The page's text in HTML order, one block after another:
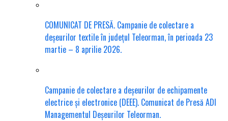
COMUNICAT DE PRESĂ. Campanie de colectare a
deșeurilor textile în județul Teleorman, în perioada 23
martie – 8 aprilie 2026.
Campanie de colectare a deșeurilor de echipamente
electrice și electronice (DEEE). Comunicat de Presă ADI
Managementul Deșeurilor Teleorman.